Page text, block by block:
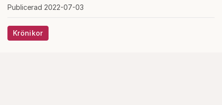
Publicerad 2022-07-03
Krönikor